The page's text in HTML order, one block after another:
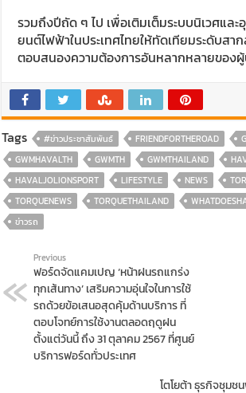
รวมถึงปีถัด ๆ ไป เพื่อเติมเต็มระบบนิเวศแล
ยนต์ไฟฟ้าในประเทศไทยให้ทัดเทียมระดับสา
ตอบสนองความต้องการอันหลากหลายของผู้
Tags #ข่าวประชาสัมพันธ์ FRIENDFORTHEROAD
GWMHAVALTH
GWMTH GWMTHAILAND
HAVALJOLIONSPORT
LIFESTYLE NEWS
TORQUENEWS
TORQUETHAILAND
ข่าวรถ
Previous
ฟอร์ดจัดแคมเปญ ‘หน้าฝนรถแกร่ง
ทุกเส้นทาง’ เสริมความอุ่นใจในการใช้
รถด้วยข้อเสนอสุดคุ้มด้านบริการ ที่
ตอบโจทย์การใช้งานตลอดฤดูฝน
ตั้งแต่วันนี้ ถึง 31 ตุลาคม 2567 ที่ศูนย์
บริการฟอร์ดทั่วประเทศ
โตโยต้า ธุรกิจชุม